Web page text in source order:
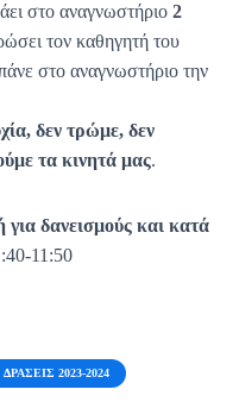
στο αναγνωστήριο 2
τον καθηγητή του
στο αναγνωστήριο την
δεν τρώμε, δεν
τα κινητά μας.
για δανεισμούς και κατά
11:50
ΔΡΆΣΕΙΣ 2023-2024